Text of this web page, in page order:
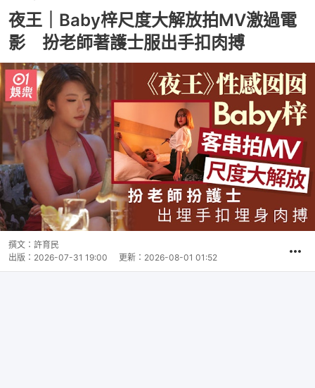
夜王｜Baby梓尺度大解放拍MV激過電
影 扮老師著護士服出手扣肉搏
撰文： 許育民
出版： 2026-07-31 19:00 更新： 2026-08-01 01:52